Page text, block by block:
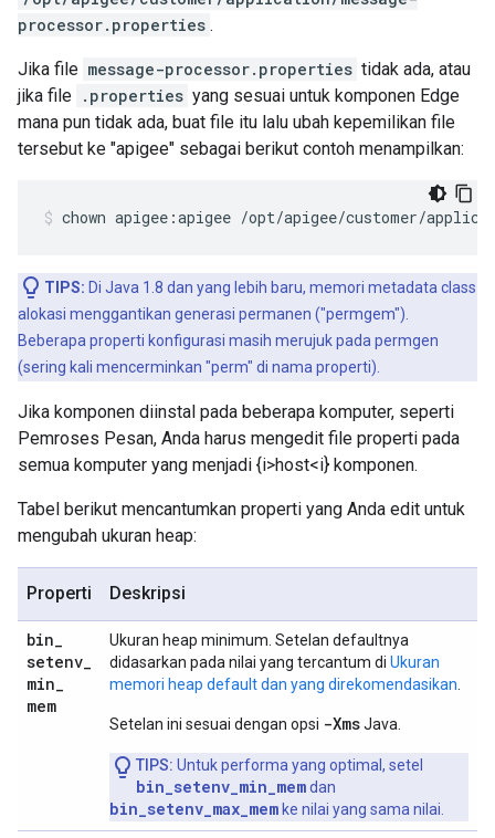
processor.properties .
Jika file message-processor.properties tidak ada, atau
jika file .properties yang sesuai untuk komponen Edge
mana pun tidak ada, buat file itu lalu ubah kepemilikan file
tersebut ke "apigee" sebagai berikut contoh menampilkan:
chown apigee:apigee /opt/apigee/customer/
TIPS: Di Java 1.8 dan yang lebih baru, memori metadata class
alokasi menggantikan generasi permanen ("permgem").
Beberapa properti konfigurasi masih merujuk pada permgen
(sering kali mencerminkan "perm" di nama properti).
Jika komponen diinstal pada beberapa komputer, seperti
Pemroses Pesan, Anda harus mengedit file properti pada
semua komputer yang menjadi {i>host<i} komponen.
Tabel berikut mencantumkan properti yang Anda edit untuk
mengubah ukuran heap:
Properti Deskripsi
bin_
setenv_
min_
mem
Ukuran heap minimum. Setelan defaultnya
didasarkan pada nilai yang tercantum di Ukuran
memori heap default dan yang direkomendasikan
Setelan ini sesuai dengan opsi -XmsJava.
TIPS: Untuk performa yang optimal, setel
bin_setenv_min_memdan
bin_setenv_max_mem ke nilai yang sama nilai.